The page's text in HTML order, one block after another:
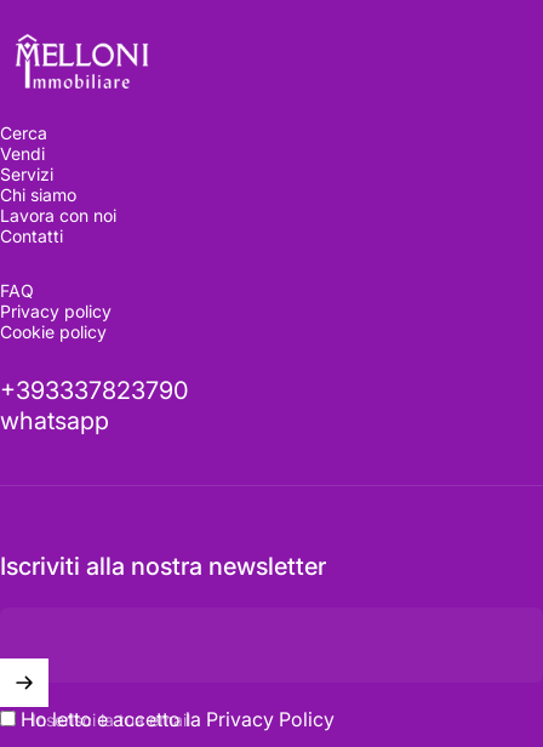
Melloni immobiliare
Cerca
Vendi
Servizi
Chi siamo
Lavora con noi
Contatti
FAQ
Privacy policy
Cookie policy
+393337823790
whatsapp
Iscriviti alla nostra newsletter
Inserisci la tua email
Ho letto e accetto la Privacy Policy